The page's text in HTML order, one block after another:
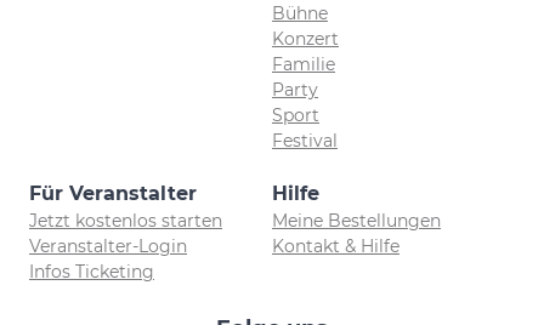
Bühne
Konzert
Familie
Party
Sport
Festival
Für Veranstalter
Jetzt kostenlos starten
Veranstalter-Login
Infos Ticketing
Hilfe
Meine Bestellungen
Kontakt & Hilfe